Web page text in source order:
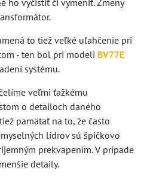
ho vyčistiť či vymeniť. Zmeny
to tiež veľké uľahčenie pri
- ten bol pri modeli BV77E
systému.
veľmi ťažkému
o detailoch daného
pamätať na to, že často
lídrov sú špičkovo
prekvapením. V prípade
detaily.